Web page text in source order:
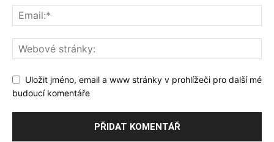
Uložit jméno, email a www stránky v prohlížeči pro další mé
budoucí komentáře